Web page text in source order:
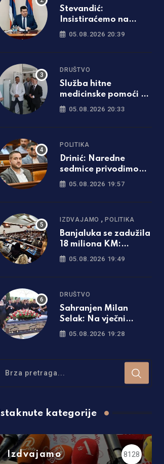
Stevandić:
Insistiraćemo na
poništavanju svih
predstavnika
05.08.2026 20:39
DRUŠTVO
Služba hitne
medicinske pomoći u
Derventi dobila
prostor
05.08.2026 20:33
POLITIKA
Drinić: Naredne
sedmice privodimo
kraju Tunjice 1 i 2
05.08.2026 19:57
IZDVAJAMO ,POLITIKA
Banjaluka se zadužila
18 miliona KM:
Poznato šta će biti sa
05.08.2026 19:49
DRUŠTVO
Sahranjen Milan
Selak: Na vječni
počinak ga ispratio
05.08.2026 19:28
Istaknute kategorije
Izdvajamo 8128